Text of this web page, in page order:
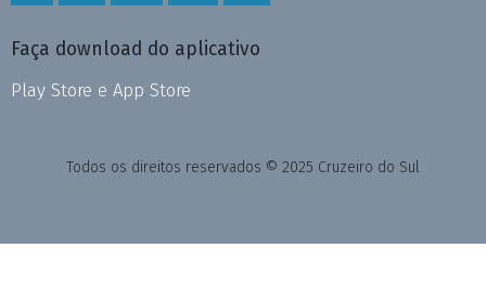
Faça download do aplicativo
Play Store e App Store
Todos os direitos reservados © 2025 Cruzeiro do Sul